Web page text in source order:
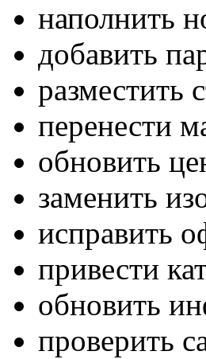
наполнить
добавить
разместить
перенести
обновить
заменить
исправить
привести
обновить
проверить